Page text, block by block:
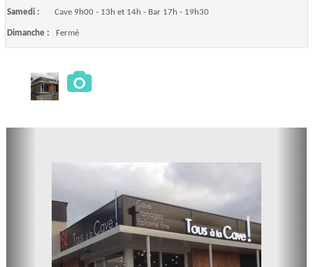
Samedi : Cave 9h00 - 13h et 14h - Bar 17h - 19h30
Dimanche : Fermé